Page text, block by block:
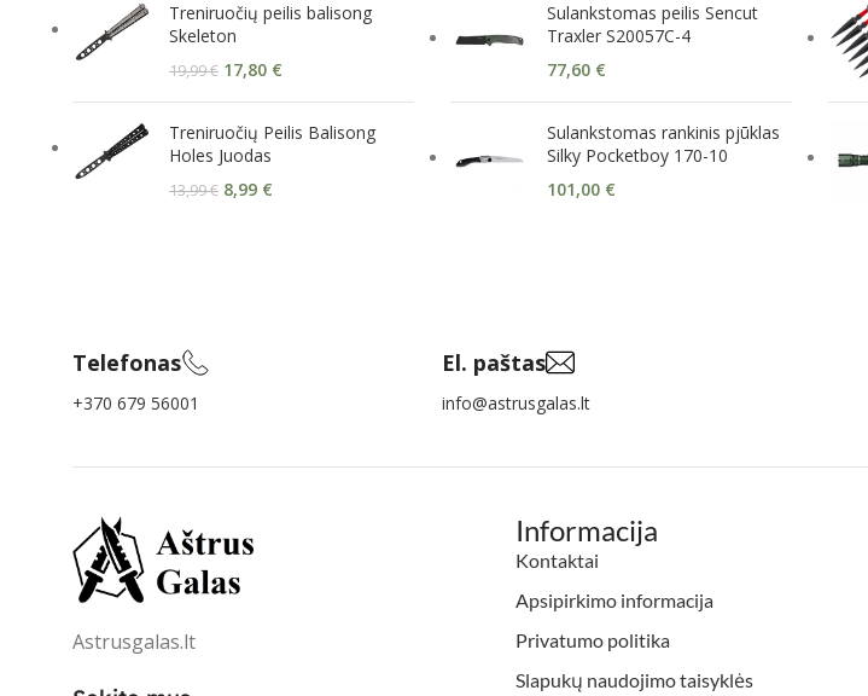
Treniruočių peilis balisong
Skeleton
19,99€ 17,80 €
Treniruočių Peilis Balisong
Holes Juodas
13,99€ 8,99 €
Sulankstomas peilis Sencut
Traxler S20057C-4
77,60 €
Sulankstomas rankinis pjūklas
Silky Pocketboy 170-10
101,00 €
Telefonas
+370 679 56001
El. paštas
info@astrusgalas.lt
Astrusgalas.lt
Informacija
Kontaktai
Apsipirkimo informacija
Privatumo politika
Slapukų naudojimo taisyklės